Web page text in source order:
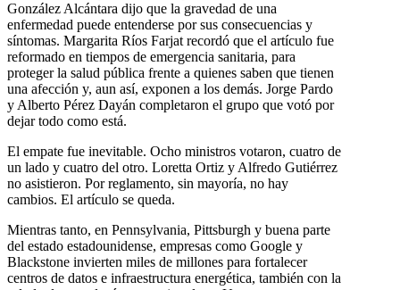
González Alcántara dijo que la gravedad de una
enfermedad puede entenderse por sus consecuencias y
síntomas. Margarita Ríos Farjat recordó que el artículo fue
reformado en tiempos de emergencia sanitaria, para
proteger la salud pública frente a quienes saben que tienen
una afección y, aun así, exponen a los demás. Jorge Pardo
y Alberto Pérez Dayán completaron el grupo que votó por
dejar todo como está.
El empate fue inevitable. Ocho ministros votaron, cuatro de
un lado y cuatro del otro. Loretta Ortiz y Alfredo Gutiérrez
no asistieron. Por reglamento, sin mayoría, no hay
cambios. El artículo se queda.
Mientras tanto, en Pennsylvania, Pittsburgh y buena parte
del estado estadounidense, empresas como Google y
Blackstone invierten miles de millones para fortalecer
centros de datos e infraestructura energética, también con la